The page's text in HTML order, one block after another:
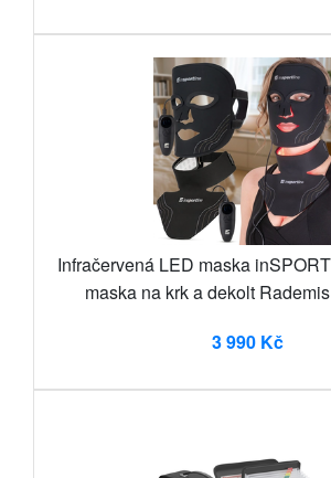
Infračervená LED maska
maska na krk a dekolt
3 990 Kč